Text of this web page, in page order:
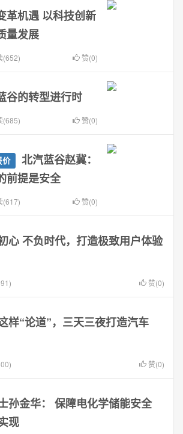
革机遇 以科技创新
量发展
(652) 赞(0)
谷的转型进行时
(685) 赞(0)
价
北汽蓝谷赵冀：
前提是安全
(617) 赞(0)
心 不负时代，打造极致用户体验
赞(0)
样“论道”，三天三夜打造汽车
赞(0)
孙金华： 保障电化学储能安全
现